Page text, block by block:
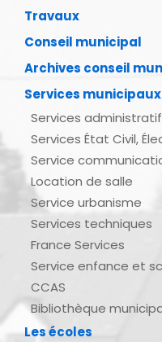
Travaux
Conseil municipal
Archives conseil
Services municipaux
Services
Services État Civil,
Service
Location de salle
Service urbanisme
Services techniques
France Services
Service enfance et
CCAS
Bibliothèque
Les écoles